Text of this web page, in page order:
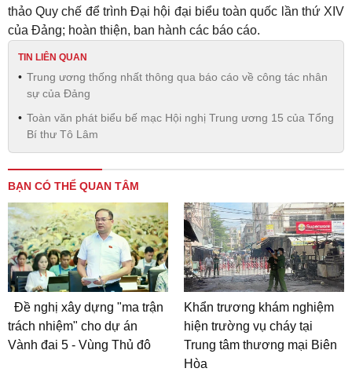
thảo Quy chế để trình Đại hội đại biểu toàn quốc lần thứ XIV
của Đảng; hoàn thiện, ban hành các báo cáo.
TIN LIÊN QUAN
Trung ương thống nhất thông qua báo cáo về công tác nhân
sự của Đảng
Toàn văn phát biểu bế mạc Hội nghị Trung ương 15 của Tổng
Bí thư Tô Lâm
BẠN CÓ THỂ QUAN TÂM
Đề nghị xây dựng "ma trận
trách nhiệm" cho dự án
Vành đai 5 - Vùng Thủ đô
Khẩn trương khám nghiệm
hiện trường vụ cháy tại
Trung tâm thương mại Biên
Hòa